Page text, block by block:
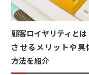
顧客ロイヤリティと
させるメリットや具
方法を紹介